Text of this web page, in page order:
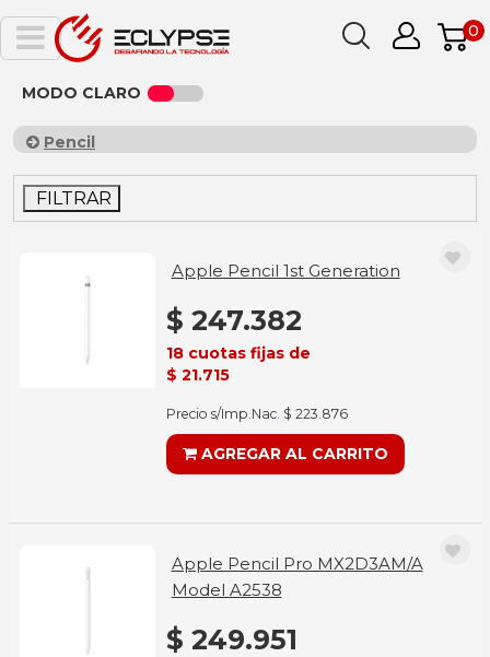
0
MODO CLARO
Pencil
FILTRAR
Apple Pencil 1st Generation
$ 247.382
18 cuotas fijas de
$ 21.715
Precio s/Imp.Nac. $ 223.876
AGREGAR AL CARRITO
Apple Pencil Pro MX2D3AM/A
Model A2538
$ 249.951